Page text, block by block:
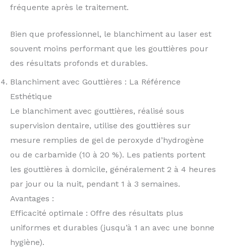
fréquente après le traitement.
Bien que professionnel, le blanchiment au laser est
souvent moins performant que les gouttières pour
des résultats profonds et durables.
Blanchiment avec Gouttières : La Référence
Esthétique
Le blanchiment avec gouttières, réalisé sous
supervision dentaire, utilise des gouttières sur
mesure remplies de gel de peroxyde d’hydrogène
ou de carbamide (10 à 20 %). Les patients portent
les gouttières à domicile, généralement 2 à 4 heures
par jour ou la nuit, pendant 1 à 3 semaines.
Avantages :
Efficacité optimale : Offre des résultats plus
uniformes et durables (jusqu’à 1 an avec une bonne
hygiène).